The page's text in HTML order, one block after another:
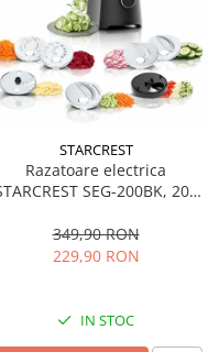
STARCREST
Razatoare electrica
SEG-200BK, 200
349,90 RON
229,90 RON
IN STOC